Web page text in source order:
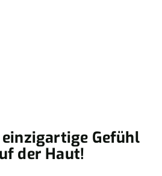
einzigartige Gefühl
der Haut!